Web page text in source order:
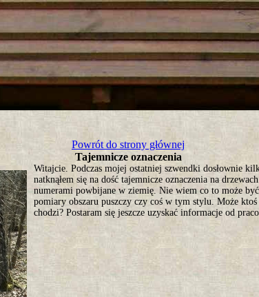
Powrót do strony głównej
Tajemnicze oznaczenia
Witajcie. Podczas mojej ostatniej szwendki dosłownie
natknąłem się na dość tajemnicze oznaczenia na
numerami powbijane w ziemię. Nie wiem co to może
pomiary obszaru puszczy czy coś w tym stylu. Może
chodzi? Postaram się jeszcze uzyskać informacje od